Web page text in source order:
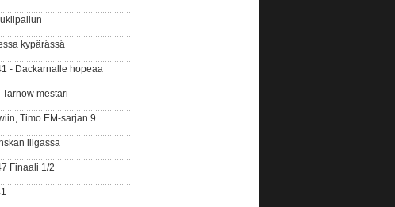
kypärässä
- Dackarnalle hopeaa
mestari
Timo EM-sarjan 9.
liigassa
Finaali 1/2